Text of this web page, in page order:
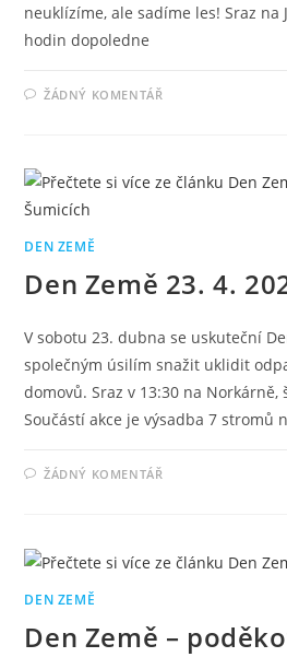
neuklízíme, ale sadíme les! Sraz na
hodin dopoledne
ŽÁDNÝ KOMENTÁŘ
DEN ZEMĚ
Den Země 23. 4.
V sobotu 23. dubna se uskuteční
společným úsilím snažit uklidit
domovů. Sraz v 13:30 na Norkárně,
Součástí akce je výsadba 7 stromů
ŽÁDNÝ KOMENTÁŘ
DEN ZEMĚ
Den Země –